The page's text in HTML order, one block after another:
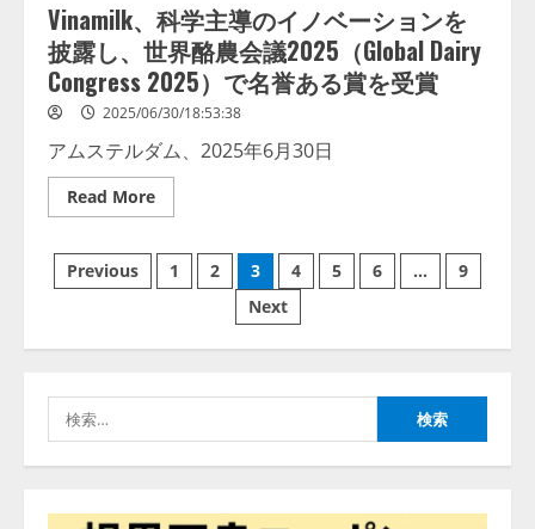
Berbasiskan
Skenario
Penggunaan
Vinamilk、科学主導のイノベーションを
披露し、世界酪農会議2025（Global Dairy
Congress 2025）で名誉ある賞を受賞
2025/06/30/18:53:38
アムステルダム、2025年6月30日
Read MoreRead
more
科
主
イ
ー
ン
を
し、
投
の
ペ
ー
ジ
Previous 1 2 3 4 5 6 …
9
Next
索:
2
lmessage、MCP接続機能を強化
し、AIから設定操作できる機能を
拡充
2026/08/07/13:53:50
【2026年企業のAI導入・活用に関
活用は「上手くいっている」と回
答
2026/08/07/13:53:50
ナレッジワーク、AIエンジニア油
井 誠（@myui）が入社。「セール
の業界特化LLM」の開発とAI研究
2026/08/07/10:54:31
「TinhVan Technologies JSC.」と業